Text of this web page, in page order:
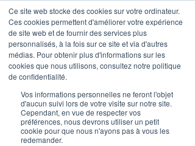
Ce site web stocke des cookies sur votre ordinateur.
Ces cookies permettent d'améliorer votre expérience
de site web et de fournir des services plus
personnalisés, à la fois sur ce site et via d'autres
médias. Pour obtenir plus d'informations sur les
cookies que nous utilisons, consultez notre politique
de confidentialité.
Vos informations personnelles ne feront l'objet
d'aucun suivi lors de votre visite sur notre site.
Cependant, en vue de respecter vos
préférences, nous devrons utiliser un petit
cookie pour que nous n'ayons pas à vous les
redemander.
Nous contacter